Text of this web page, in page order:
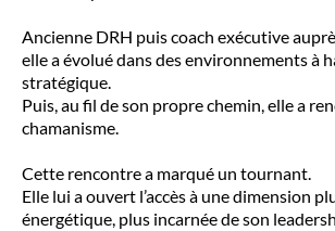
Ancienne DRH puis coach exécutive
elle a évolué dans des environnements à
stratégique.
Puis, au fil de son propre chemin, elle a
chamanisme.
Cette rencontre a marqué un tournant.
Elle lui a ouvert l’accès à une dimension
énergétique, plus incarnée de son